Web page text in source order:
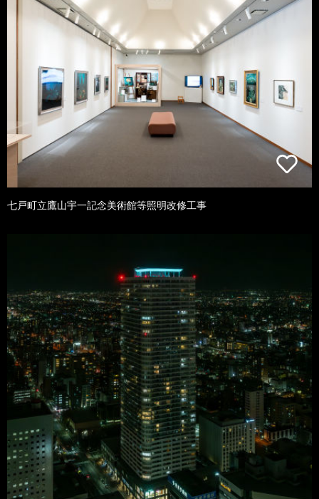
七戸町立鷹山宇一記念美術館等照明改修工事